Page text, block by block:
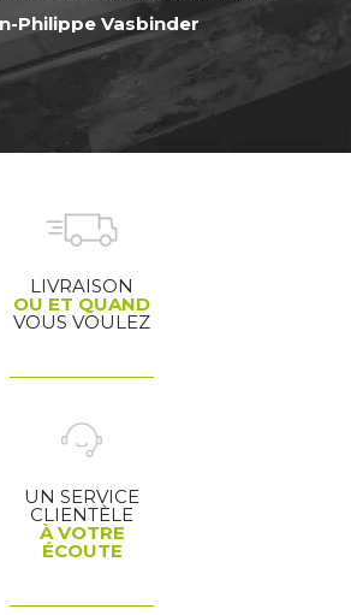
Philippe Vasbinder
LIVRAISON
OU ET QUAND
VOUS VOULEZ
UN SERVICE
CLIENTÈLE
À VOTRE
ÉCOUTE